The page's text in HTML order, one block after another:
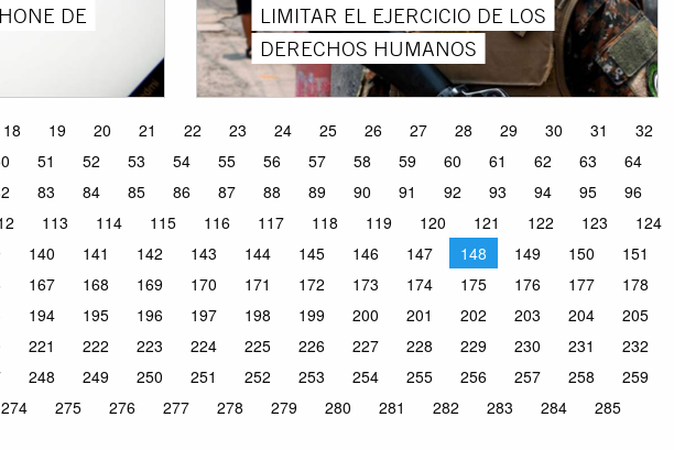
DE
LIMITAR EL EJERCICIO DE LOS
DERECHOS HUMANOS
18 19 20 21 22 23 24 25 26 27 28 29 30 31
32
51 52 53 54 55 56 57 58 59 60 61 62 63
64
83 84 85 86 87 88 89 90 91 92 93 94 95
96
113 114 115 116 117 118 119 120 121 122 123
124
140 141 142 143 144 145 146 147 148 149 150
151
167 168 169 170 171 172 173 174 175 176 177
178
194 195 196 197 198 199 200 201 202 203 204
205
221 222 223 224 225 226 227 228 229 230 231
232
248 249 250 251 252 253 254 255 256 257 258
259
274 275 276 277 278 279 280 281 282 283 284
285